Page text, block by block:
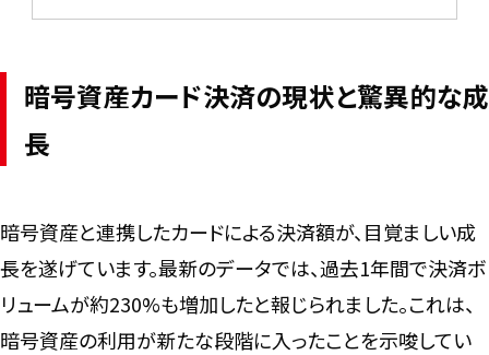
暗号資産カード決済の現状と驚異的な成
長
暗号資産と連携したカードによる決済額が、目覚ましい成
長を遂げています。最新のデータでは、過去1年間で決済ボ
リュームが約230%も増加したと報じられました。これは、
暗号資産の利用が新たな段階に入ったことを示唆してい